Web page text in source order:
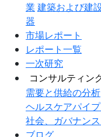
業 建築および建
器
市場レポート
レポート一覧
一次研究
コンサルティン
需要と供給の分析
ヘルスケアパイ
社会、ガバナン